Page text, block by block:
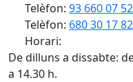
Telèfon: 93 660 07 52
Telèfon: 680 30 17 82
Horari:
De dilluns a dissabte:
a 14.30 h.